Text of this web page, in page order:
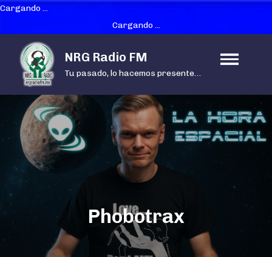
Cargando ...
Cargando ...
content
NRG Radio FM
Tu pasado, lo hacemos presente…
Phobotrax